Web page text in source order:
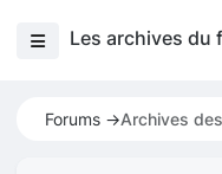
Les archives
Forums ->Archives